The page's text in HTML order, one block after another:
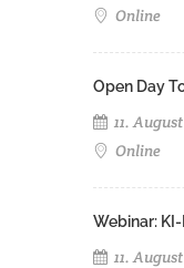
Online
Open Day
11.
Online
Webinar:
11.